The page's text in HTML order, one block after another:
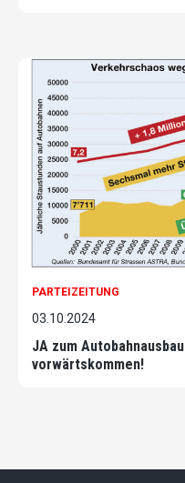
PARTEIZEITUNG
03.10.2024
JA zum
vorwärtskommen!